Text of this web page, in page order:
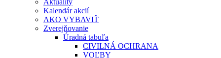
Aktuality
Kalendár akcií
AKO VYBAVIŤ
Zverejňovanie
Úradná tabuľa
CIVILNÁ OCHRANA
VOĽBY